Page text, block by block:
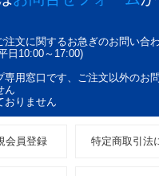
注文に関するお急ぎのお問い合
日10:00～17:00)
用窓口です、ご注文以外のお
ん
おりません
会員登録 特定商取引法